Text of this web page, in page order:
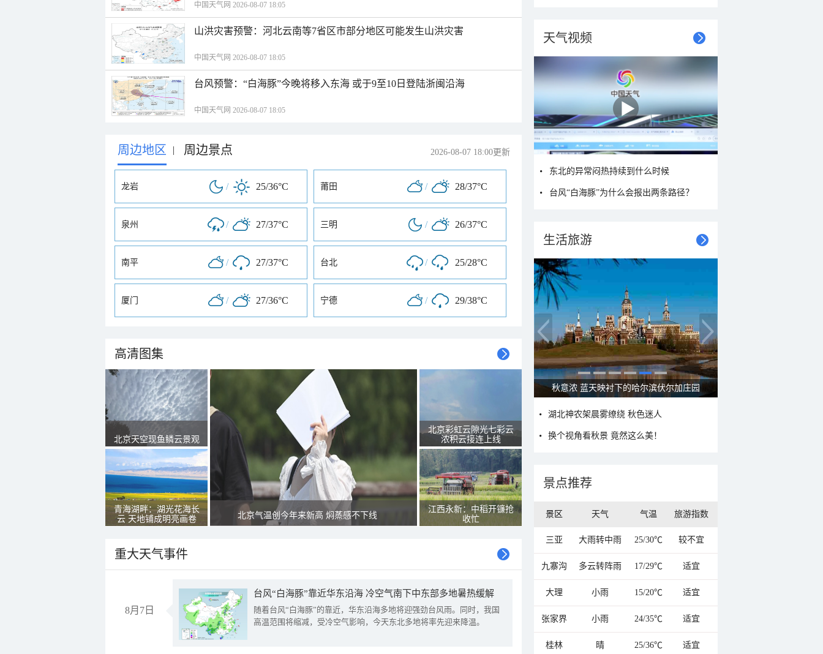
中国天气网 2026-08-07 18:05
山洪灾害预警：河北云南等7省区市部分地区可能发生山洪灾害
中国天气网 2026-08-07 18:05
台风预警：“白海豚”今晚将移入东海 或于9至10日登陆浙闽沿海
中国天气网 2026-08-07 18:05
周边地区 | 周边景点 2026-08-07 18:00更新
龙岩 / 25/36°C 莆田 / 28/37°C
泉州 / 27/37°C 三明 / 26/37°C
南平 / 27/37°C 台北 / 25/28°C
厦门 / 27/36°C 宁德 / 29/38°C
高清图集
北京天空现鱼鳞云景观
青海湖畔：湖光花海长
云 天地铺成明亮画卷
北京气温创今年来新高 焖蒸感不下线
北京彩虹云隙光七彩云
浓积云接连上线
江西永新：中稻开镰抢
收忙
重大天气事件
8月7日
台风“白海豚”靠近华东沿海 冷空气南下中东部多地暑热缓解
随着台风“白海豚”的靠近，华东沿海多地将迎强劲台风雨。同时，我国
高温范围将缩减，受冷空气影响，今天东北多地将率先迎来降温。
天气视频
东北的异常闷热持续到什么时候
台风“白海豚”为什么会报出两条路径？
生活旅游
大美新疆—帕米尔高原好风光
湖北神农架晨雾缭绕 秋色迷人
换个视角看秋景 竟然这么美！
景点推荐
景区 天气 气温 旅游指数
三亚 大雨转中雨 25/30℃ 较不宜
九寨沟 多云转阵雨 17/29℃ 适宜
大理 小雨 15/20℃ 适宜
张家界 小雨 24/35℃ 适宜
桂林 晴 25/36℃ 适宜